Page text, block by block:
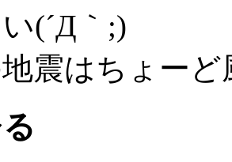
(´Д｀;)
震はちょー